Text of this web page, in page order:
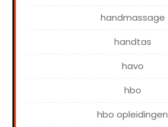
handmassage
handtas
havo
hbo
hbo opleidingen